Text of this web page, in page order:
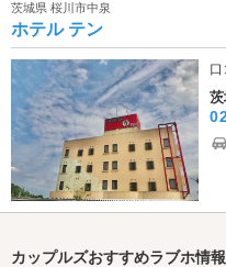
茨城県 桜川市中泉
ホテル テン
カップルズおすすめラブホ情報